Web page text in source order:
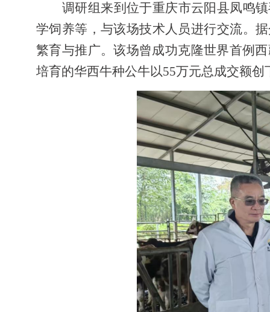
调研组来到位于重庆市云阳县凤鸣
学饲养等，与该场技术人员进行交流。
繁育与推广。该场曾成功克隆世界首例
培育的华西牛种公牛以55万元总成交额创